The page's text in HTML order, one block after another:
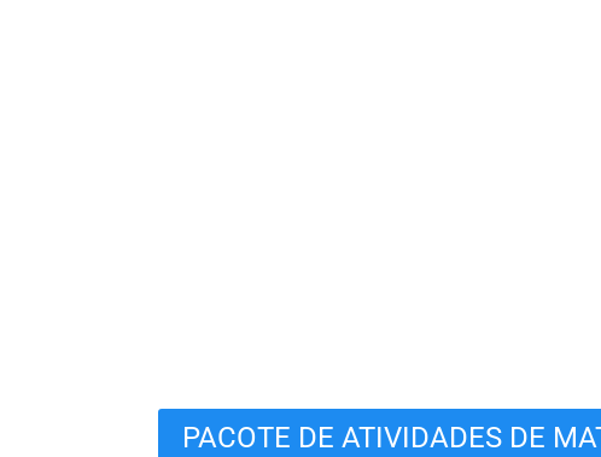
PACOTE DE ATIVIDADES DE